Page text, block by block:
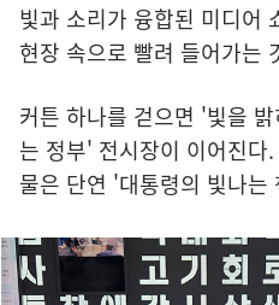
빛과 소리가 융합된 미디어
현장 속으로 빨려 들어가는
커튼 하나를 걷으면 '빛을
는 정부' 전시장이 이어진다
물은 단연 '대통령의 빛나는